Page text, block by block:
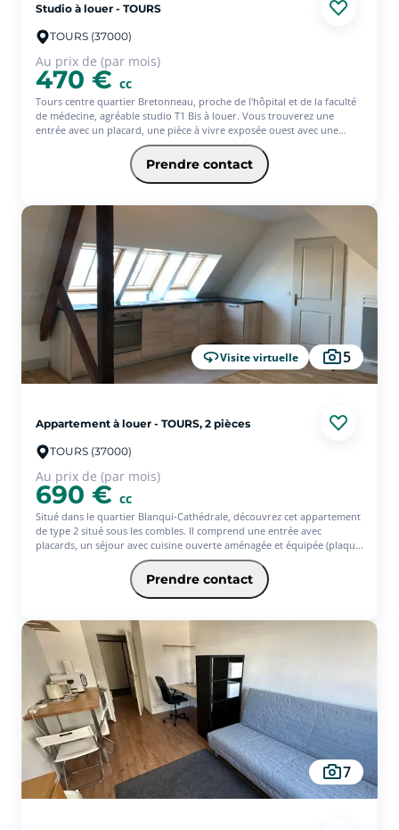
Studio à louer - TOURS
TOURS (37000)
Au prix de (par mois)
470 € cc
Tours centre quartier Bretonneau, proche de l'hôpital et de la faculté
de médecine, agréable studio T1 Bis à louer. Vous trouverez une
entrée avec un placard, une pièce à vivre exposée ouest avec une
cuisine aménagée et équipée (kitchenette), & une salle d'eau.
L'appartement est loué avec une place de parking sécurisée. Avec
l'offre Jeune de l'assurance habitation PACIFICA, votre loyer sera de
470? (offre ponctuelle de 3 mois d'assurance offerts)* * Service
31ans, sous réserve d'étude et d'acceptation définitive de votre
dossier par votre Caisse régionale
Prendre contact
Visite virtuelle 5
Appartement à louer - TOURS, 2 pièces
TOURS (37000)
Au prix de (par mois)
690 € cc
Situé dans le quartier Blanqui-Cathédrale, découvrez cet appartement
de type 2 situé sous les combles. Il comprend une entrée avec
placards, un séjour avec cuisine ouverte aménagée et équipée (plaque
de cuisson, four et hotte), une chambre ainsi qu'une salle d'eau avec
WC et branchement pour lave-linge. À proximité immédiate des
commerces, des transports en commun et du cinéma Studio, ce
logement bénéficie d'un emplacement pratique en centre-ville. Une
Avec l'offre Jeune de l'assurance habitation PACIFICA, votre loyer sera
de 696? (offre ponctuelle de 3 mois d'assurance offerts)* * Service
facultatif - Conditions en vigueur au 01/07/26. Offre réservée aux 18-
31ans, sous réserve d'étude et d'acceptation définitive de votre
dossier par votre Caisse régionale
Prendre contact
7